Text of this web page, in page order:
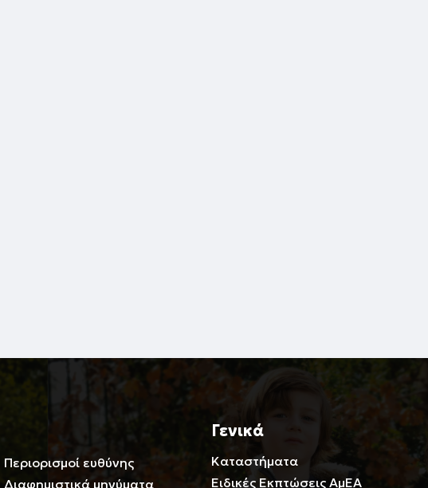
Περιορισμοί ευθύνης
Διαφημιστικά μηνύματα
Γενικά
Καταστήματα
Ειδικές Εκπτώσεις ΑμΕΑ